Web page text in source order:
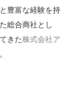
豊富な経験を持
総合商社とし
きた株式会社ア